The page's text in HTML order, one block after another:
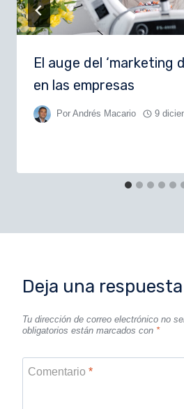
El auge del ‘marketing
en las empresas
Por Andrés Macario 9
Deja una respuesta
Tu dirección de correo electrónico no
obligatorios están marcados con *
Comentario *